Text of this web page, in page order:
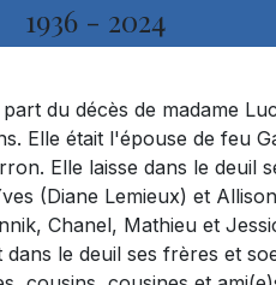
1936 - 2024
du décès de madame
Elle était l'épouse de feu
Elle laisse dans le deuil
(Diane Lemieux) et
Chanel, Mathieu et
le deuil ses frères et